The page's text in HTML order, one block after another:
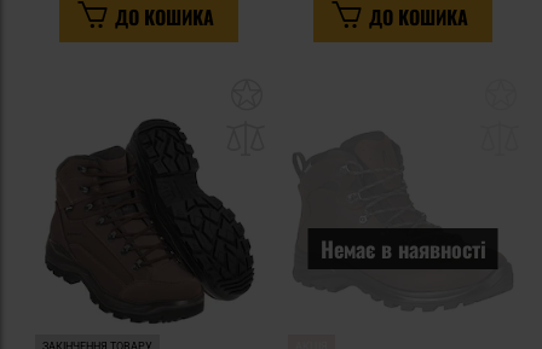
ДО КОШИКА ДО КОШИКА
списку
уподобань
ЗАКІНЧЕННЯ ТОВАРУ
Немає в наявності